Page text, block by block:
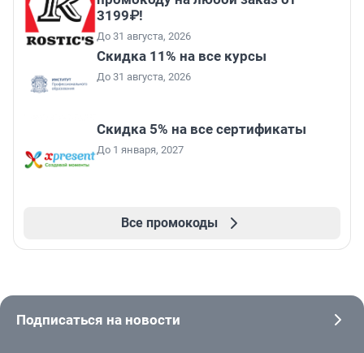
3199₽!
До 31 августа, 2026
Скидка 11% на все курсы
До 31 августа, 2026
Скидка 5% на все сертификаты
До 1 января, 2027
Все промокоды
Подписаться на новости